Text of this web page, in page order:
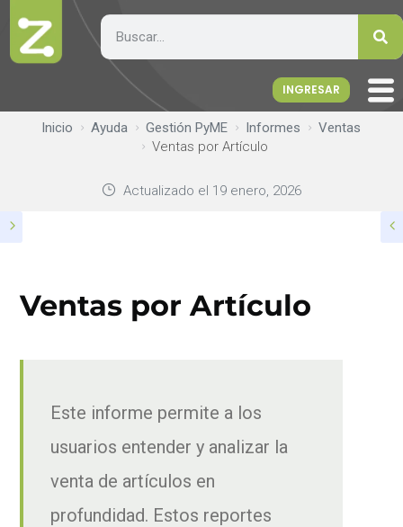
INGRESAR
Inicio Ayuda Gestión PyME Informes
Ventas
Ventas por Artículo
Actualizado el 19 enero, 2026
Ventas por Artículo
Este informe permite a los
usuarios entender y analizar la
venta de artículos en
profundidad. Estos reportes